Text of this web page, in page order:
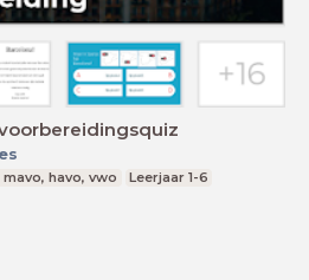
havo, vwo Leerjaar 1-6